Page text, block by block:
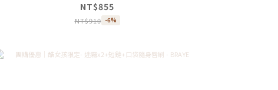
NT$855
NT$910 -6%